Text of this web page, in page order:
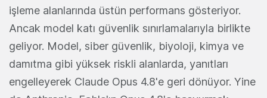
işleme alanlarında üstün performans gösteriyor.
Ancak model katı güvenlik sınırlamalarıyla birlikte
geliyor. Model, siber güvenlik, biyoloji, kimya ve
damıtma gibi yüksek riskli alanlarda, yanıtları
engelleyerek Claude Opus 4.8'e geri dönüyor. Yine